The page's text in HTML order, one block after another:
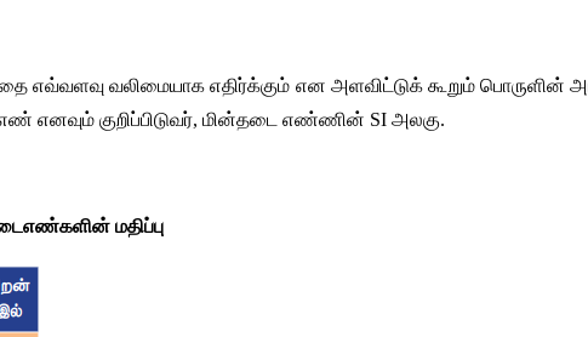
எவ்வளவு வலிமையாக எதிர்க்கும் என அளவிட்டுக் கூறும்
குறிப்பிடுவர், மின்தடை எண்ணின் SI அலகு.
மதிப்பு